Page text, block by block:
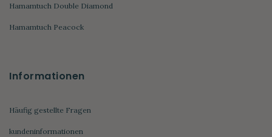
Hamamtuch Double Diamond
Hamamtuch Peacock
Informationen
Häufig gestellte Fragen
kundeninformationen